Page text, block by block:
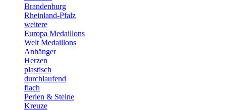
Brandenburg
Rheinland-Pfalz
weitere
Europa Medaillons
Welt Medaillons
Anhänger
Herzen
plastisch
durchlaufend
flach
Perlen & Steine
Kreuze